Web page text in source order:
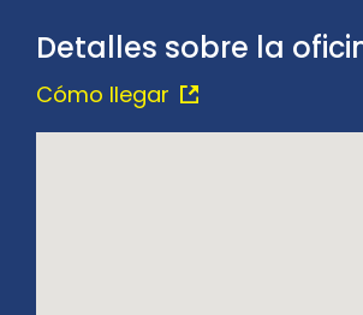
Detalles sobre la
Cómo llegar